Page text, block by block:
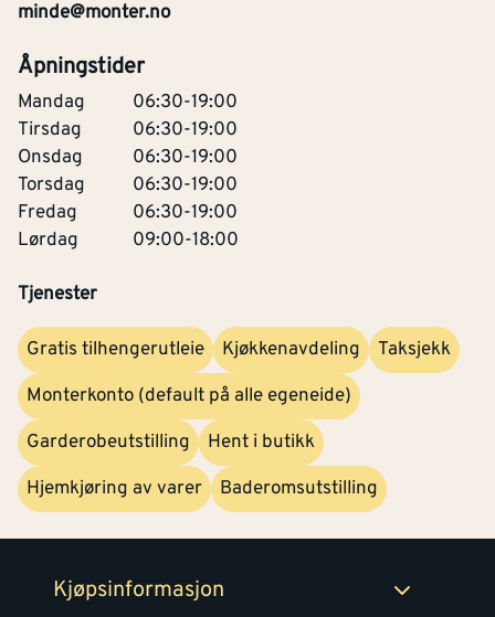
minde@monter.no
Åpningstider
Mandag
06:30-19:00
Tirsdag
06:30-19:00
Onsdag
06:30-19:00
Torsdag
06:30-19:00
Fredag
06:30-19:00
Lørdag
09:00-18:00
Tjenester
Gratis tilhengerutleie Kjøkkenavdeling
Taksjekk
Monterkonto (default på alle egeneide)
Garderobeutstilling
Hent i butikk
Hjemkjøring av varer
Baderomsutstilling
Kjøpsinformasjon
Kjøpsbetingelser
Netthandel
Retur- og angrerettsskjema
Kontakt oss
Tjenester
Medlemsavtaler
Om Montér
Byggevarehus og åpningstider
Prismatch
100% fornøydgaranti